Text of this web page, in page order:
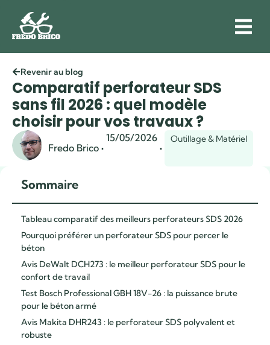
Revenir au blog
Comparatif perforateur SDS
sans fil 2026 : quel modèle
choisir pour vos travaux ?
Fredo Brico ·
15/05/2026
·
Outillage & Matériel
Sommaire
Tableau comparatif des meilleurs perforateurs SDS 2026
Pourquoi préférer un perforateur SDS pour percer le
béton
Avis DeWalt DCH273 : le meilleur perforateur SDS pour le
confort de travail
Test Bosch Professional GBH 18V-26 : la puissance brute
pour le béton armé
Avis Makita DHR243 : le perforateur SDS polyvalent et
robuste